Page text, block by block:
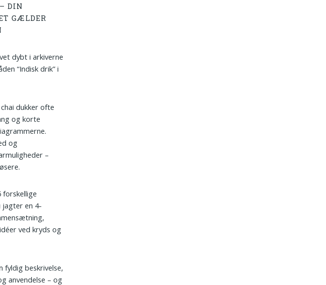
– DIN
GÆLDER
dybt i arkiverne
“Indisk drik” i
dukker ofte
og korte
og
–
forskellige
jagter en 4-
ved kryds og
fyldig beskrivelse,
anvendelse – og